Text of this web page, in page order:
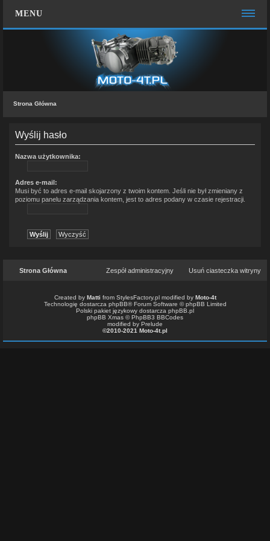
MENU
Zespół administracyjny
FAQ
MOTO CHAT
ZALOGUJ SIĘ
KONTAKT Z NAMI
Strona Główna
Wyślij hasło
Nazwa użytkownika:
Adres e-mail:
Musi być to adres e-mail skojarzony z twoim kontem. Jeśli nie był zmieniany z
poziomu panelu zarządzania kontem, jest to adres podany w czasie rejestracji.
Strona Główna Usuń ciasteczka witryny
Zespół administracyjny
Created by Matti from StylesFactory.plmodified by Moto-4t
Technologię dostarcza phpBB® Forum Software © phpBB Limited
Polski pakiet językowy dostarcza phpBB.pl
phpBB Xmas ©PhpBB3 BBCodes
modified by Prelude
©2010-2021 Moto-4t.pl